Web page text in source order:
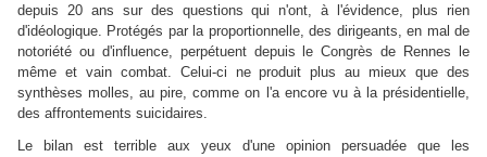
depuis 20 ans sur des questions qui n'ont, à l'évidence, plus rien
d'idéologique. Protégés par la proportionnelle, des dirigeants, en mal de
notoriété ou d'influence, perpétuent depuis le Congrès de Rennes le
même et vain combat. Celui-ci ne produit plus au mieux que des
synthèses molles, au pire, comme on l'a encore vu à la présidentielle,
des affrontements suicidaires.
Le bilan est terrible aux yeux d'une opinion persuadée que les